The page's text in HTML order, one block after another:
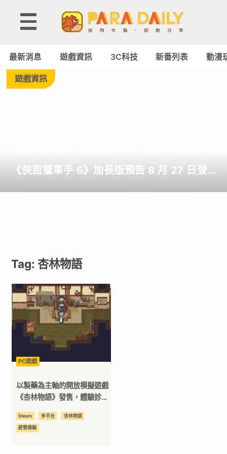
Tag:
林
-
Paradaily
戲
｜
動
漫
二
次
最新消息 遊戲資訊 3C科技 新番列表 動漫
遊戲資訊
《俠盜獵車手 6》加長版預告 8 月 27 日登
Tag: 杏林物語
PC遊戲
以製藥為主軸的開放模擬遊戲
《杏林物語》發售，體驗診斷
Steam 多平台 杏林物語
經營模擬